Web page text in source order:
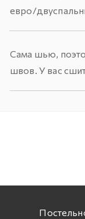
евро/
Сама шью,
швов. У вас